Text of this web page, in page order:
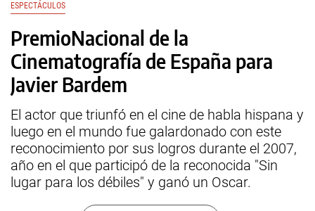
ESPECTÁCULOS
PremioNacional de la
Cinematografía de España para
Javier Bardem
El actor que triunfó en el cine de habla hispana y
luego en el mundo fue galardonado con este
reconocimiento por sus logros durante el 2007,
año en el que participó de la reconocida "Sin
lugar para los débiles" y ganó un Oscar.